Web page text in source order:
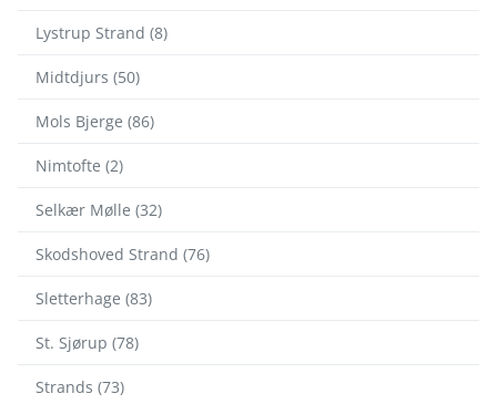
Lystrup Strand (8)
Midtdjurs (50)
Mols Bjerge (86)
Nimtofte (2)
Selkær Mølle (32)
Skodshoved Strand (76)
Sletterhage (83)
St. Sjørup (78)
Strands (73)